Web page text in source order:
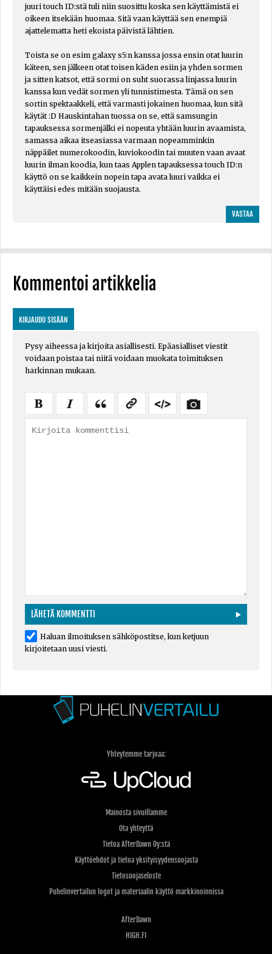
juuri touch ID:stä tuli niin suosittu koska sen käyttämistä ei
oikeen itsekään huomaa. Sitä vaan käyttää sen enempiä
ajattelematta heti ekoista päivistä lähtien.
Toista se on esim galaxy s5:n kanssa jossa ensin otat luurin
käteen, sen jälkeen otat toisen käden esiin ja yhden sormen
ja sitten katsot, että sormi on suht suorassa linjassa luurin
kanssa kun vedät sormen yli tunnistimesta. Tämä on sen
sortin spektaakkeli, että varmasti jokainen huomaa, kun sitä
käytät :D Hauskintahan tuossa on se, että samsungin
tapauksessa sormenjälki ei nopeuta yhtään luurin avaamista,
samassa aikaa itseasiassa varmaan nopeamminkin
näppäilet numerokoodin, kuviokoodin tai muuten vaan avaat
luurin ilman koodia, kun taas Applen tapauksessa touch ID:n
käyttö on se kaikkein nopein tapa avata luuri vaikka ei
käyttäisi edes mitään suojausta.
VASTAA
Kommentoi artikkelia
KIRJAUDU SISÄÄN
Pysy aiheessa ja kirjoita asiallisesti. Epäasialliset viestit
voidaan poistaa tai niitä voidaan muokata toimituksen
harkinnan mukaan.
Haluan ilmoituksen sähköpostitse, kun ketjuun
kirjoitetaan uusi viesti.
Yhteytemme tarjoaa:
Mainosta sivuillamme
Ota yhteyttä
Tietoa AfterDawn Oy:stä
Käyttöehdot ja tietoa yksityisyydensuojasta
Tietosuojaseloste
Puhelinvertailun logot ja materiaalin käyttö markkinoinnissa
AfterDawn
HIGH.FI